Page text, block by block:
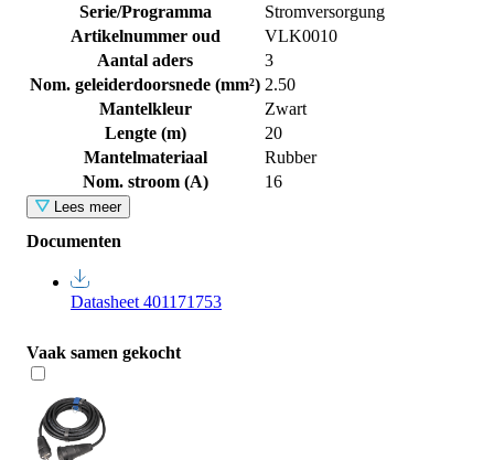
Serie/Programma
Stromversorgung
Artikelnummer oud
VLK0010
Aantal aders
3
Nom. geleiderdoorsnede (mm²) 2.50
Mantelkleur
Zwart
Lengte (m)
20
Mantelmateriaal
Rubber
Nom. stroom (A)
16
Lees meer
Documenten
Datasheet 401171753
Vaak samen gekocht